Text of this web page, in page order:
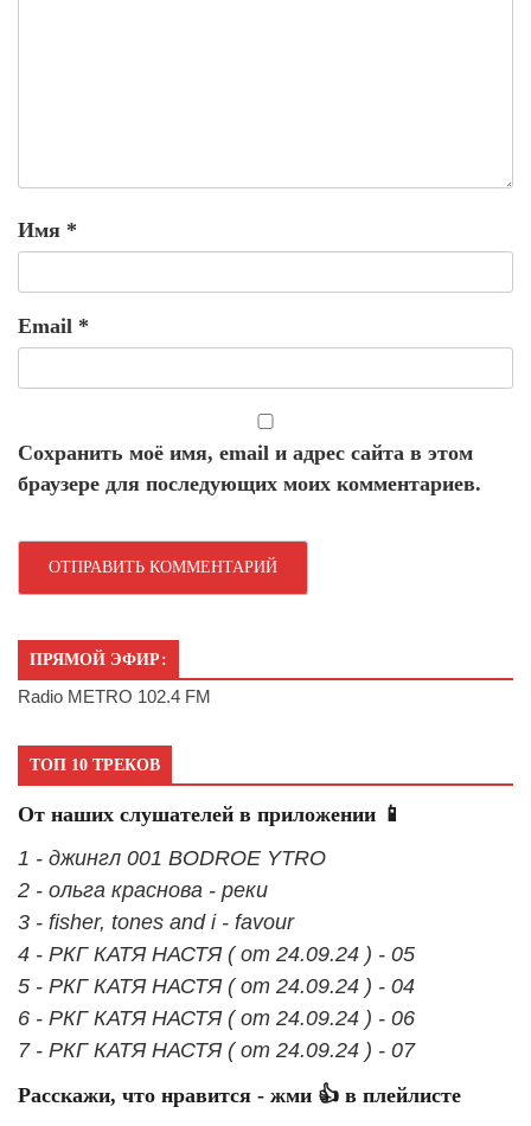
Имя *
Email *
Сохранить моё имя, email и адрес сайта в этом
браузере для последующих моих комментариев.
ПРЯМОЙ ЭФИР:
Radio METRO 102.4 FM
ТОП 10 ТРЕКОВ
От наших слушателей в приложении 📱
1 - джингл 001 BODROE YTRO
2 - ольга краснова - реки
3 - fisher, tones and i - favour
4 - РКГ КАТЯ НАСТЯ ( от 24.09.24 ) - 05
5 - РКГ КАТЯ НАСТЯ ( от 24.09.24 ) - 04
6 - РКГ КАТЯ НАСТЯ ( от 24.09.24 ) - 06
7 - РКГ КАТЯ НАСТЯ ( от 24.09.24 ) - 07
Расскажи, что нравится - жми 👍 в плейлисте